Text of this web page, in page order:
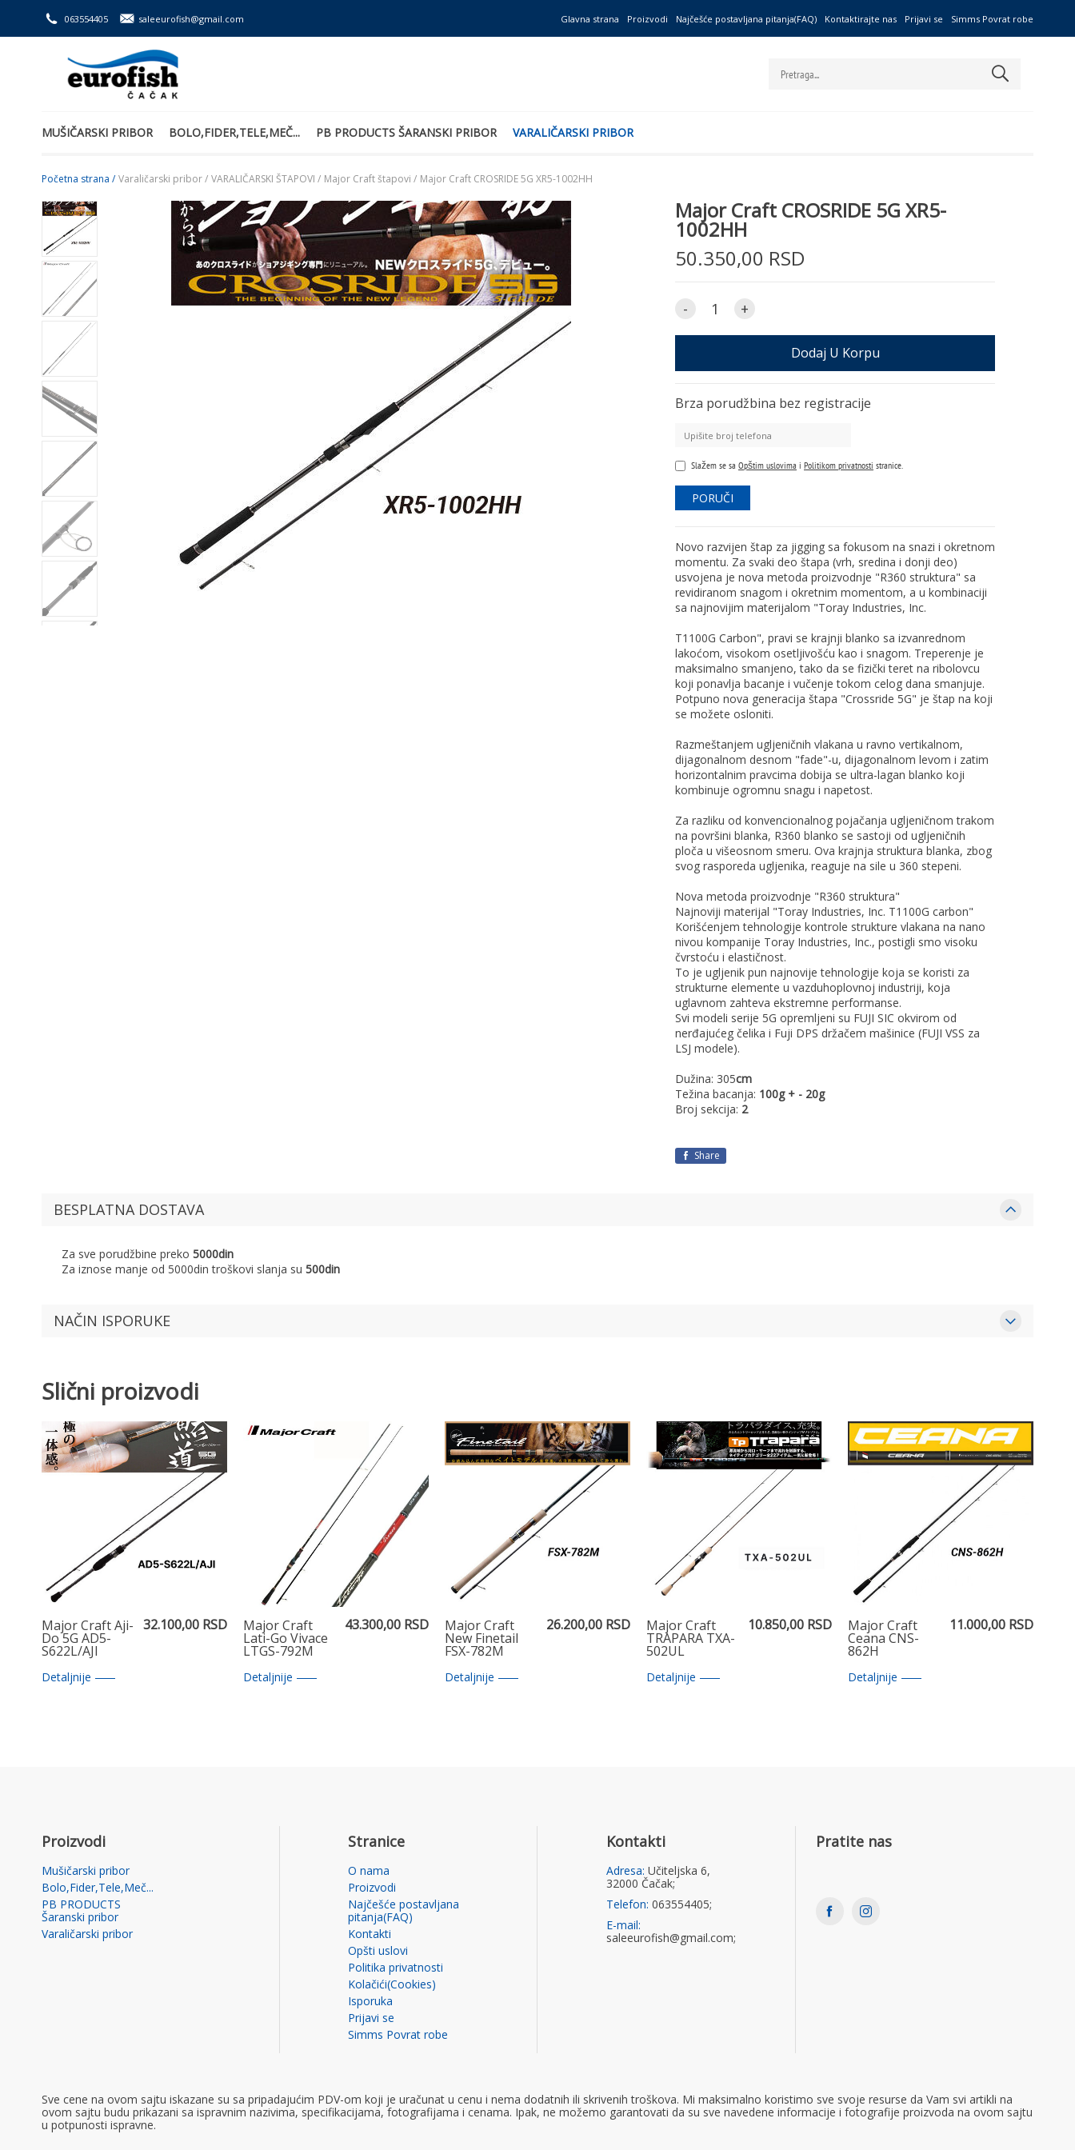
063554405 saleeurofish@gmail.com Glavna strana Proizvodi Najčešće postavljana pitanja(FAQ) Kontaktirajte nas Prijavi se Simms Povrat robe
MUŠIČARSKI PRIBOR BOLO,FIDER,TELE,MEČ... PB PRODUCTS ŠARANSKI PRIBOR VARALIČARSKI PRIBOR
Početna strana / Varaličarski pribor / VARALIČARSKI ŠTAPOVI / Major Craft štapovi / Major Craft CROSRIDE 5G XR5-1002HH
Major Craft CROSRIDE 5G XR5-
1002HH
50.350,00 RSD
- +
Dodaj U Korpu
Brza porudžbina bez registracije
Slažem se sa Opštim uslovima i Politikom privatnosti stranice.
Novo razvijen štap za jigging sa fokusom na snazi i okretnom
momentu. Za svaki deo štapa (vrh, sredina i donji deo)
usvojena je nova metoda proizvodnje "R360 struktura" sa
revidiranom snagom i okretnim momentom, a u kombinaciji
sa najnovijim materijalom "Toray Industries, Inc.
T1100G Carbon", pravi se krajnji blanko sa izvanrednom
lakoćom, visokom osetljivošću kao i snagom. Treperenje je
maksimalno smanjeno, tako da se fizički teret na ribolovcu
koji ponavlja bacanje i vučenje tokom celog dana smanjuje.
Potpuno nova generacija štapa "Crossride 5G" je štap na koji
se možete osloniti.
Razmeštanjem ugljeničnih vlakana u ravno vertikalnom,
dijagonalnom desnom "fade"-u, dijagonalnom levom i zatim
horizontalnim pravcima dobija se ultra-lagan blanko koji
kombinuje ogromnu snagu i napetost.
Za razliku od konvencionalnog pojačanja ugljeničnom trakom
na površini blanka, R360 blanko se sastoji od ugljeničnih
ploča u višeosnom smeru. Ova krajnja struktura blanka, zbog
svog rasporeda ugljenika, reaguje na sile u 360 stepeni.
Nova metoda proizvodnje "R360 struktura"
Najnoviji materijal "Toray Industries, Inc. T1100G carbon"
Korišćenjem tehnologije kontrole strukture vlakana na nano
nivou kompanije Toray Industries, Inc., postigli smo visoku
čvrstoću i elastičnost.
To je ugljenik pun najnovije tehnologije koja se koristi za
strukturne elemente u vazduhoplovnoj industriji, koja
uglavnom zahteva ekstremne performanse.
Svi modeli serije 5G opremljeni su FUJI SIC okvirom od
nerđajućeg čelika i Fuji DPS držačem mašinice (FUJI VSS za
LSJ modele).
Dužina: 305cm
Težina bacanja: 100g + - 20g
Broj sekcija: 2
Share
BESPLATNA DOSTAVA
Za sve porudžbine preko 5000din
Za iznose manje od 5000din troškovi slanja su 500din
NAČIN ISPORUKE
Slični proizvodi
Major Craft Aji-
Do 5G AD5-
S622L/AJI
32.100,00 RSD
Detaljnije
Major Craft
Lati-Go Vivace
LTGS-792M
43.300,00 RSD
Detaljnije
Major Craft
New Finetail
FSX-782M
26.200,00 RSD
Detaljnije
Major Craft
TRAPARA TXA-
502UL
10.850,00 RSD
Detaljnije
Major Craft
Ceana CNS-
862H
11.000,00 RSD
Detaljnije
Proizvodi
Mušičarski pribor
Bolo,Fider,Tele,Meč...
PB PRODUCTS
Šaranski pribor
Varaličarski pribor
Stranice
O nama
Proizvodi
Najčešće postavljana
pitanja(FAQ)
Kontakti
Opšti uslovi
Politika privatnosti
Kolačići(Cookies)
Isporuka
Prijavi se
Simms Povrat robe
Kontakti
Adresa: Učiteljska 6,
32000 Čačak;
Telefon: 063554405;
E-mail:
saleeurofish@gmail.com;
Pratite nas
Sve cene na ovom sajtu iskazane su sa pripadajućim PDV-om koji je uračunat u cenu i nema dodatnih ili skrivenih troškova. Mi maksimalno koristimo sve svoje resurse da Vam svi artikli na
ovom sajtu budu prikazani sa ispravnim nazivima, specifikacijama, fotografijama i cenama. Ipak, ne možemo garantovati da su sve navedene informacije i fotografije proizvoda na ovom sajtu
u potpunosti ispravne.